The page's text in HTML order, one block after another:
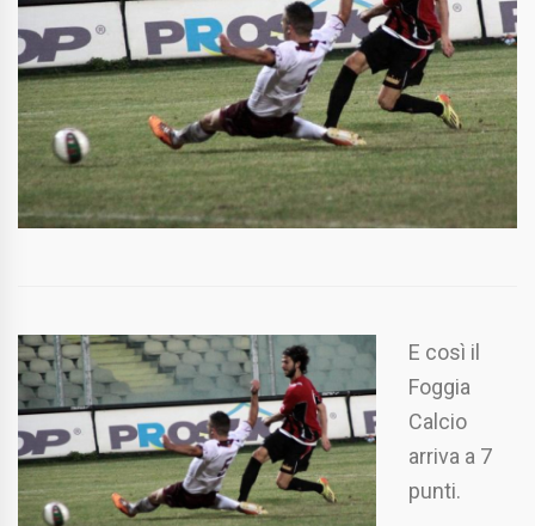
E così il
Foggia
Calcio
arriva a 7
punti.